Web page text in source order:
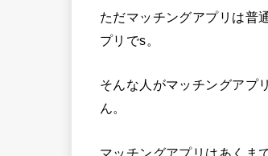
ただマッチングアプリは普
プリでs。
そんな人がマッチングアプ
ん。
マッチングアプリはあくま